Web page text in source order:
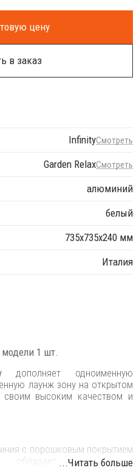
цену
в заказ
InfinityСмотреть
Garden RelaxСмотреть
алюминий
белый
735х735х240 мм
Италия
1 шт.
дополняет одноименную
лаунж зону на открытом
своим высоким качеством и
с порошковым покрытием
обладает уникальными
...Читать больше